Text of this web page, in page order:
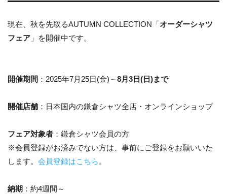
現在、秋を先取るAUTUMN COLLECTION「オーダーシャツ
フェア 」を開催中です。
開催期間 ：2025年7月25日(金)～8月3日(日)まで
開催店舗 ：日本国内の鎌倉シャツ全店・オンラインショップ
フェア対象者 ：鎌倉シャツ会員の方
※会員登録がお済みでない方は、事前にご登録をお願いいた
します。 会員登録はこちら 。
納期 ：約4週間～